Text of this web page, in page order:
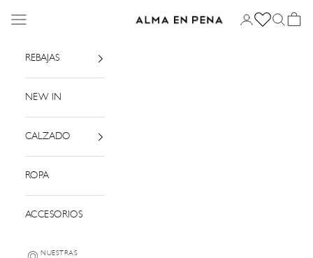
Alma en Pena
Menú Iniciar sesión
Buscar
Cesta
REBAJAS
NEW IN
CALZADO
ROPA
ACCESORIOS
NUESTRAS